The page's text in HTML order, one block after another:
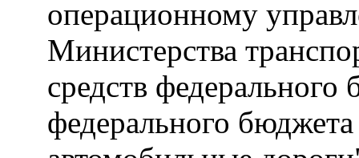
операционному
Министерства
средств
федерального